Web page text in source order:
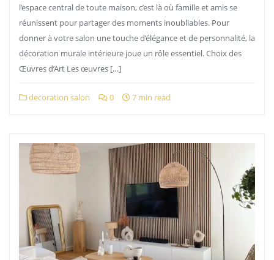
l’espace central de toute maison, c’est là où famille et amis se
réunissent pour partager des moments inoubliables. Pour
donner à votre salon une touche d’élégance et de personnalité, la
décoration murale intérieure joue un rôle essentiel. Choix des
Œuvres d’Art Les œuvres […]
decoration salon 0 7 min read